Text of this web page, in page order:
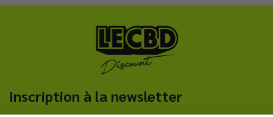
Inscription à la newsletter